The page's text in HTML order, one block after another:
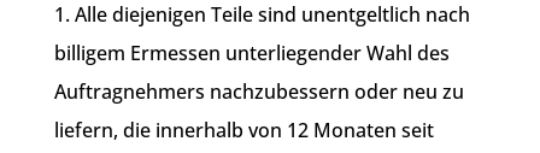
1. Alle diejenigen Teile sind unentgeltlich nach
billigem Ermessen unterliegender Wahl des
Auftragnehmers nachzubessern oder neu zu
liefern, die innerhalb von 12 Monaten seit